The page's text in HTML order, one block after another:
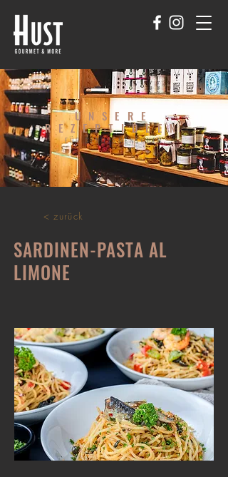
UNSERE
REZEPTIDEEN
FÜR GENUSSMENSCHEN
< zurück
SARDINEN-PASTA AL
LIMONE